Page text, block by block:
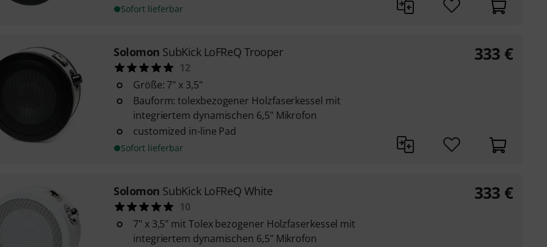
Sofort lieferbar
Solomon SubKick LoFReQ Trooper
12
Größe: 7" x 3,5"
Bauform: tolexbezogener Holzfaserkessel mit
integriertem dynamischen 6,5" Mikrofon
customized in-line Pad
Sofort lieferbar
333 €
Solomon SubKick LoFReQ White
10
7" x 3,5" mit Tolex bezogener Holzfaserkessel mit
integriertem dynamischen 6,5" Mikrofon
333 €